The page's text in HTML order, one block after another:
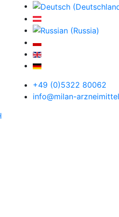
+49 (0)5322 80062
info@milan-